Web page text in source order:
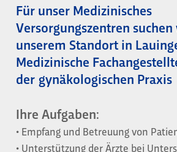
Für unser Medizinisches
Versorgungszentren
unserem Standort in
Medizinische
der gynäkologischen Praxis
Ihre Aufgaben:
• Empfang und Betreuung von
• Unterstützung der Ärzte bei